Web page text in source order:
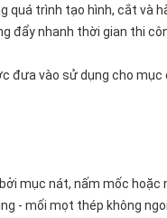
quá trình tạo hình, cắt và
đẩy nhanh thời gian thi
vào sử dụng cho mục
mục nát, nấm mốc hoặc
- mối mọt thép không